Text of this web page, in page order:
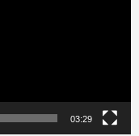
03:29